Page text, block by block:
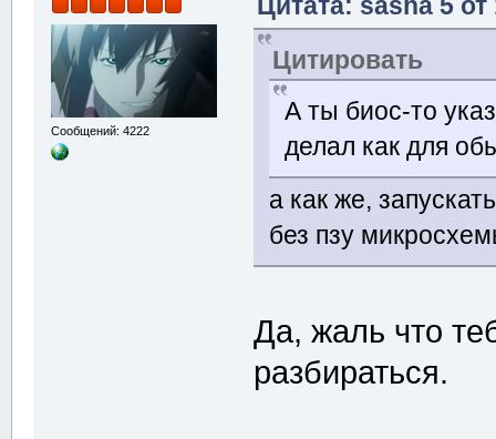
Сообщений: 4222
Цитировать
А ты биос-то
делал как для
а как же,
без пзу
Да, жаль что
разбираться.